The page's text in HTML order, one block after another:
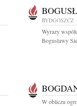
BYDGOSZCZ
Wyrazy
Bogusławy
W obliczu